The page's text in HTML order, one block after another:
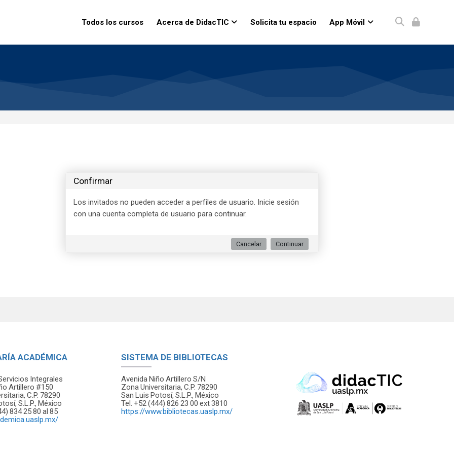
Todos los cursos
Acerca de DidacTIC Solicita tu espacio App Móvil
Confirmar
Los invitados no pueden acceder a perfiles de usuario. Inicie sesión
con una cuenta completa de usuario para continuar.
Cancelar Continuar
ACADÉMICA
Integrales
Artillero #150
C.P. 78290
S.L.P., México
834 25 80 al 85
SISTEMA DE BIBLIOTECAS
Avenida Niño Artillero S/N
Zona Universitaria, C.P. 78290
San Luis Potosí, S.L.P., México
Tel. +52 (444) 826 23 00 ext 3810
https://www.bibliotecas.uaslp.mx/